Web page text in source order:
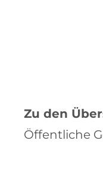
Zu den
Öffentliche